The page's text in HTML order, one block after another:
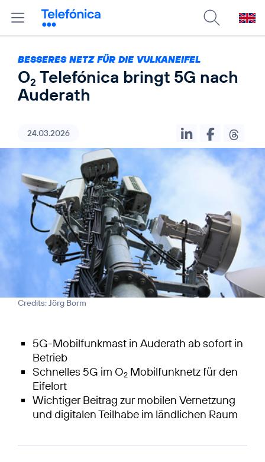
BESSERES NETZ FÜR DIE VULKANEIFEL
O2 Telefónica bringt 5G nach
Auderath
24.03.2026
Credits: Jörg Borm
5G-Mobilfunkmast in Auderath ab sofort in
Betrieb
Schnelles 5G im O2 Mobilfunknetz für den
Eifelort
Wichtiger Beitrag zur mobilen Vernetzung
und digitalen Teilhabe im ländlichen Raum